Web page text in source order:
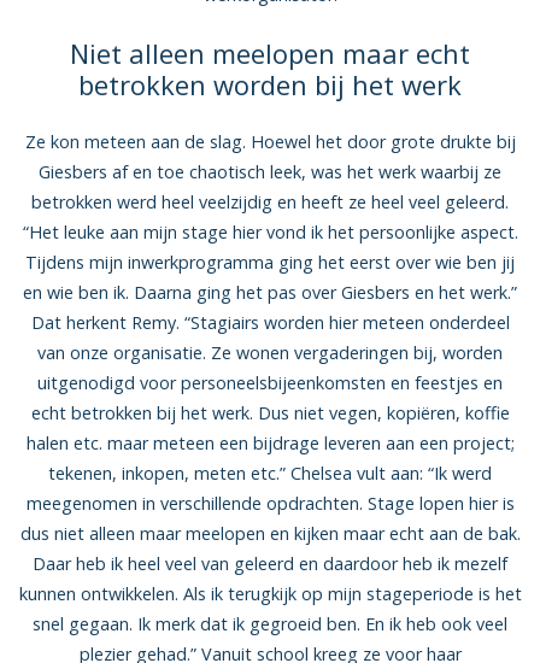
Niet alleen meelopen maar echt
betrokken worden bij het werk
Ze kon meteen aan de slag. Hoewel het door grote drukte bij
Giesbers af en toe chaotisch leek, was het werk waarbij ze
betrokken werd heel veelzijdig en heeft ze heel veel geleerd.
“Het leuke aan mijn stage hier vond ik het persoonlijke aspect.
Tijdens mijn inwerkprogramma ging het eerst over wie ben jij
en wie ben ik. Daarna ging het pas over Giesbers en het werk.”
Dat herkent Remy. “Stagiairs worden hier meteen onderdeel
van onze organisatie. Ze wonen vergaderingen bij, worden
uitgenodigd voor personeelsbijeenkomsten en feestjes en
echt betrokken bij het werk. Dus niet vegen, kopiëren, koffie
halen etc. maar meteen een bijdrage leveren aan een project;
tekenen, inkopen, meten etc.” Chelsea vult aan: “Ik werd
meegenomen in verschillende opdrachten. Stage lopen hier is
dus niet alleen maar meelopen en kijken maar echt aan de bak.
Daar heb ik heel veel van geleerd en daardoor heb ik mezelf
kunnen ontwikkelen. Als ik terugkijk op mijn stageperiode is het
snel gegaan. Ik merk dat ik gegroeid ben. En ik heb ook veel
plezier gehad.” Vanuit school kreeg ze voor haar